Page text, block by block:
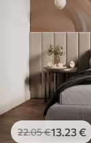
22.05€13.23€